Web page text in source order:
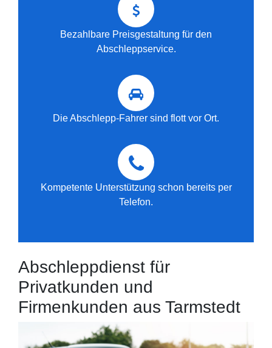
Bezahlbare Preisgestaltung für den
Abschleppservice.
Die Abschlepp-Fahrer sind flott vor Ort.
Kompetente Unterstützung schon bereits per
Telefon.
Abschleppdienst für
Privatkunden und
Firmenkunden aus Tarmstedt